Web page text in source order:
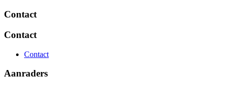
Contact
Contact
Contact
Aanraders